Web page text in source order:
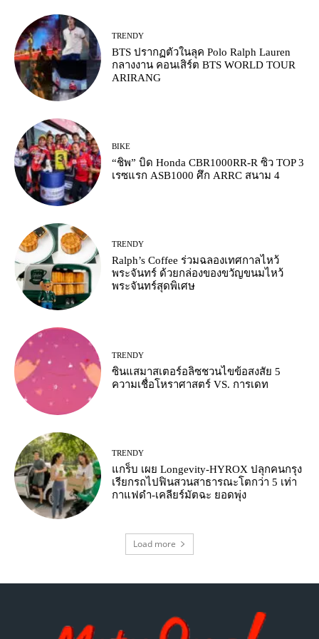
TRENDY
BTS ปรากฏตัวในลุค Polo Ralph Lauren
กลางงาน คอนเสิร์ต BTS WORLD TOUR
ARIRANG
BIKE
“ชิพ” บิด Honda CBR1000RR-R ซิว TOP 3
เรซแรก ASB1000 ศึก ARRC สนาม 4
TRENDY
Ralph’s Coffee ร่วมฉลองเทศกาลไหว้
พระจันทร์ ด้วยกล่องของขวัญขนมไหว้
พระจันทร์สุดพิเศษ
TRENDY
ซินแสมาสเตอร์อลิซชวนไขข้อสงสัย 5
ความเชื่อโหราศาสตร์ VS. การเดท
TRENDY
แกร็บ เผย Longevity-HYROX ปลุกคนกรุง
เรียกรถไปฟินสวนสาธารณะโตกว่า 5 เท่า
กาแฟดำ-เคลียร์มัตฉะ ยอดพุ่ง
Load more